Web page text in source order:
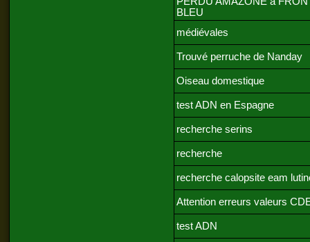
BLEU
médiévales
Trouvé perruche de Nanday
Oiseau domestique
test ADN en Espagne
recherche serins
recherche
recherche calopsite eam
Attention erreurs valeurs
test ADN